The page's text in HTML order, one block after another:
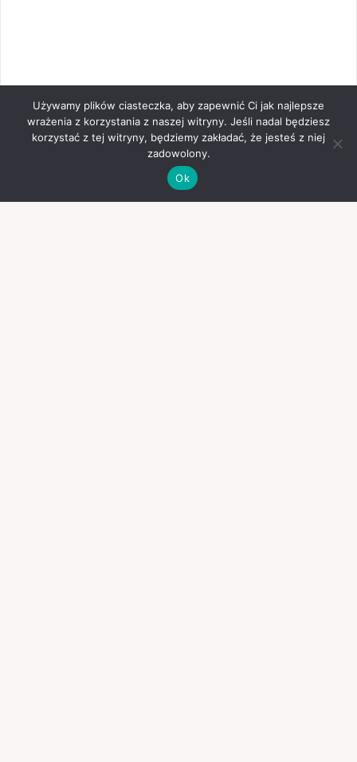
Używamy plików ciasteczka, aby zapewnić Ci jak najlepsze
wrażenia z korzystania z naszej witryny. Jeśli nadal będziesz
korzystać z tej witryny, będziemy zakładać, że jesteś z niej
zadowolony.
Ok